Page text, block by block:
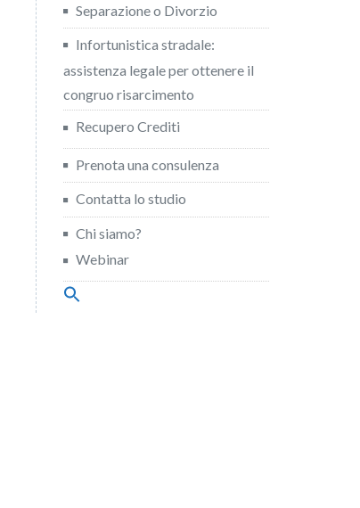
Separazione o Divorzio
Infortunistica stradale:
assistenza legale per ottenere il
congruo risarcimento
Recupero Crediti
Prenota una consulenza
Contatta lo studio
Chi siamo?
Webinar